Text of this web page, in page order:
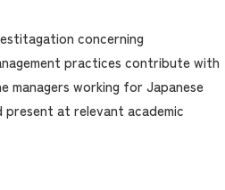
concerning
practices contribute with
managers working for Japanese
at relevant academic